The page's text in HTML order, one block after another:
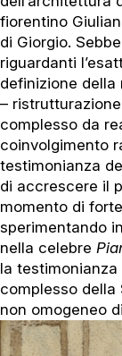
fiorentino
di Giorgio.
riguardanti
definizione
–
complesso da
coinvolgimento
testimonianza
di accrescere il
momento di
sperimentando
nella celebre
la testimonianza
complesso della
non omogeneo